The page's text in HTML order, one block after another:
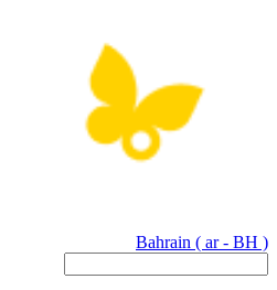
Bahrain ( ar - BH )